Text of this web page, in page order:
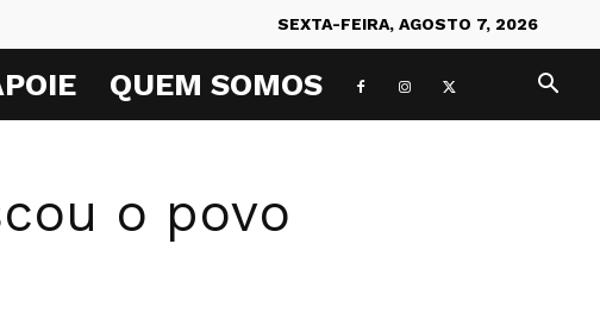
SEXTA-FEIRA, AGOSTO 7, 2026
QUEM SOMOS
o povo